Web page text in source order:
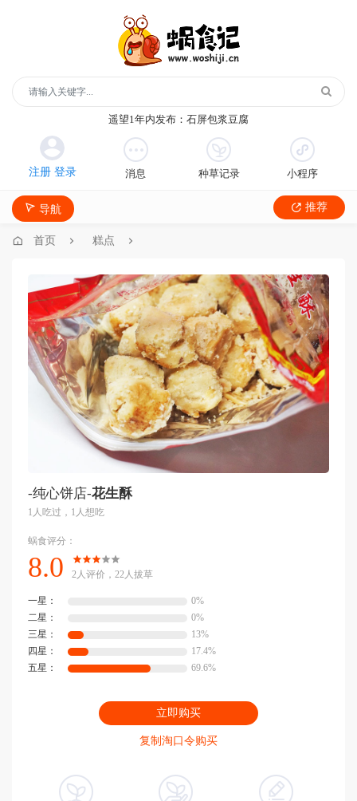
玻璃鞋1年内发布：沿河沙子空心李
云散说再见1年内发布：红宝石鲜奶小方
月季1年内发布：森永松饼粉
月季1年内发布：绿柳居青团
云散说再见1年内发布：红宝石鲜奶小方
月季1年内发布：绿柳居青团
遥望1年内发布：石屏包浆豆腐
消息 种草记录 小程序
导航 推荐
首页 糕点
-纯心饼店-花生酥
1人吃过，1人想吃
蜗食评分：
8.0 2人评价，22人拔草
一星：
0%
二星：
0%
三星：
13%
四星：
17.4%
五星：
69.6%
立即购买
复制淘口令购买